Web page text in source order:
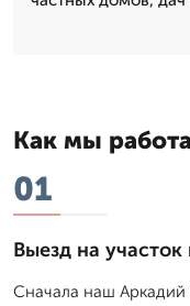
Как мы
01
Выезд на участок
Сначала наш Аркадий